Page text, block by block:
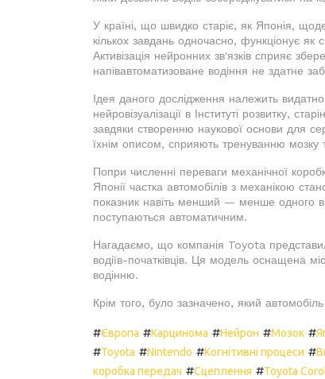
У країні, що швидко старіє, як Японія,
кількох завдань одночасно, функціонує
Активізація нейронних зв'язків сприяє
напівавтоматизоване водіння не здатне
Ідея даного дослідження належить
нейровізуалізації в Інституті розвитку,
завдяки створенню наукової основи для
їхнім описом, сприяють тренуванню мозку
Попри численні переваги механічної
Японії частка автомобілів з механікою
показник навіть менший — менше одного
поступаються автоматичним.
Нагадаємо, що компанія Toyota
водіїв-початківців. Ця модель оснащена
водінню.
Крім того, було зазначено, який
#Європа #Карцинома #Нейрон #Мозок #
#Toyota #Nintendo #Когнітивні процеси #
коробка передач #Сцеплення #Toyota